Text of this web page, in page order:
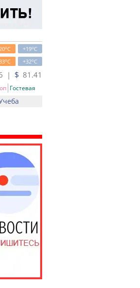
+19oC
oC
+32oC
oC
| $ 81.41
Гостевая